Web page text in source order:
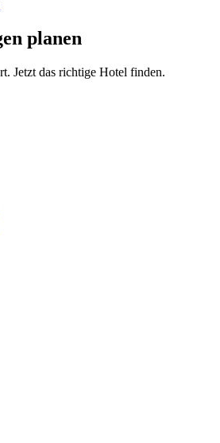
planen
Jetzt das richtige Hotel finden.